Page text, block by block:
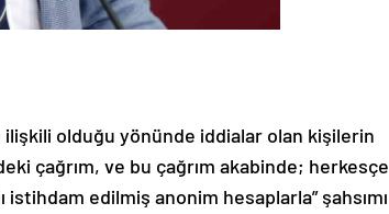
olduğu yönünde iddialar olan kişilerin
çağrım, ve bu çağrım akabinde; herkesçe
istihdam edilmiş anonim hesaplarla” şahsımı